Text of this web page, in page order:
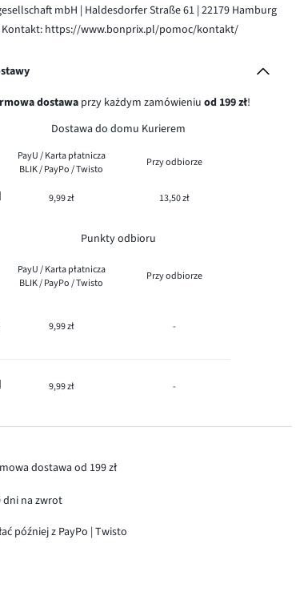
mbH | Haldesdorfer Straße 61 | 22179 Hamburg
Kontakt: https://www.bonprix.pl/pomoc/kontakt/
dostawaprzy każdym zamówieniu od 199 zł!
Dostawa do domu Kurierem
PayU / Karta płatnicza
BLIK / PayPo / Twisto
Przy odbiorze
9,99 zł 13,50 zł
Punkty odbioru
PayU / Karta płatnicza
BLIK / PayPo / Twisto
Przy odbiorze
9,99 zł -
9,99 zł -
dostawa od 199 zł
dni na zwrot
później z PayPo | Twisto